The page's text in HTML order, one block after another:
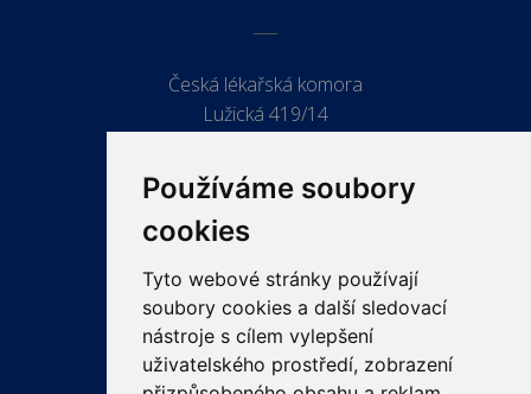
Používáme soubory
cookies
Tyto webové stránky používají
soubory cookies a další sledovací
nástroje s cílem vylepšení
uživatelského prostředí, zobrazení
Česká lékařská komora
Lužická 419/14
ODKAZY
PRO LÉKAŘE
PRO VEŘEJNOST